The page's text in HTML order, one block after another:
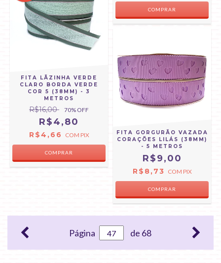
FITA LÃZINHA VERDE
CLARO BORDA VERDE
COR 5 (38MM) - 3
METROS
R$16,00 70% OFF
R$4,80
R$4,66 COM PIX
FITA GORGURÃO VAZADA
CORAÇÕES LILÁS (38MM)
- 5 METROS
R$9,00
R$8,73 COM PIX
Página de 68